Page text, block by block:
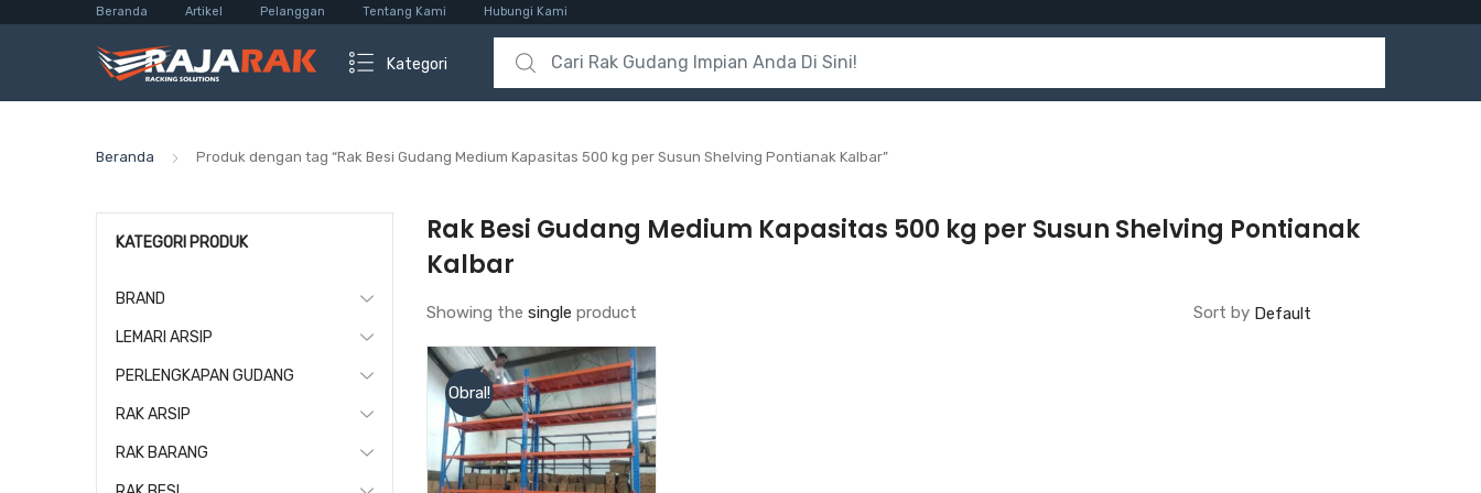
Beranda Artikel Pelanggan Tentang Kami Hubungi Kami
Kategori
Search for:
Beranda Produk dengan tag “Rak Besi Gudang Medium Kapasitas 500 kg per Susun Shelving Pontianak Kalbar”
Rak Besi Gudang Medium Kapasitas 500 kg per Susun Shelving Pontianak
Kalbar
Showing the single product Sort by
Obral!
KATEGORI PRODUK
BRAND
LEMARI ARSIP
PERLENGKAPAN GUDANG
RAK ARSIP
RAK BARANG